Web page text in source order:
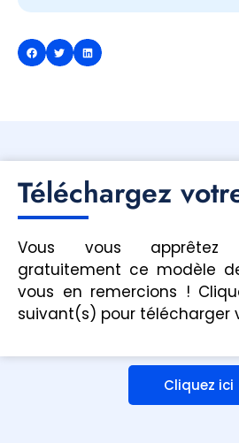
Téléchargez
Vous vous apprêtez
gratuitement ce modèle
vous en remercions !
suivant(s) pour télécharger
Cliquez ici